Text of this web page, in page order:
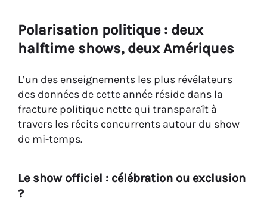
Polarisation politique : deux
halftime shows, deux Amériques
L’un des enseignements les plus révélateurs
des données de cette année réside dans la
fracture politique nette qui transparaît à
travers les récits concurrents autour du show
de mi-temps.
Le show officiel : célébration ou exclusion
?